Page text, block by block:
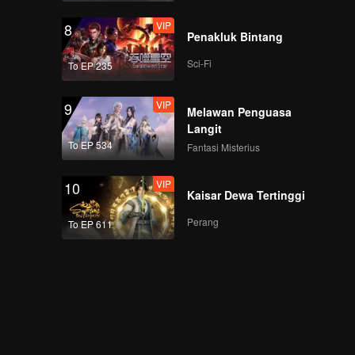
8
To EP 235
VIP
Penakluk Bintang
Sci-Fi
9
To EP 534
VIP
Melawan Penguasa
Langit
Fantasi Misterius
10
To EP 611
VIP
Kaisar Dewa Tertinggi
Perang